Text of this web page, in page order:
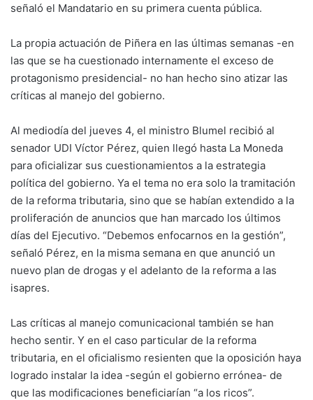
señaló el Mandatario en su primera cuenta pública.
La propia actuación de Piñera en las últimas semanas -en
las que se ha cuestionado internamente el exceso de
protagonismo presidencial- no han hecho sino atizar las
críticas al manejo del gobierno.
Al mediodía del jueves 4, el ministro Blumel recibió al
senador UDI Víctor Pérez, quien llegó hasta La Moneda
para oficializar sus cuestionamientos a la estrategia
política del gobierno. Ya el tema no era solo la tramitación
de la reforma tributaria, sino que se habían extendido a la
proliferación de anuncios que han marcado los últimos
días del Ejecutivo. “Debemos enfocarnos en la gestión”,
señaló Pérez, en la misma semana en que anunció un
nuevo plan de drogas y el adelanto de la reforma a las
isapres.
Las críticas al manejo comunicacional también se han
hecho sentir. Y en el caso particular de la reforma
tributaria, en el oficialismo resienten que la oposición haya
logrado instalar la idea -según el gobierno errónea- de
que las modificaciones beneficiarían “a los ricos”.